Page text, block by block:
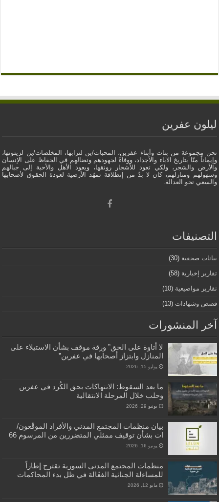
ليلون عفرين
نحن مجموعة من بنات وأبناء عفرين، المحبات/ين لترابها، المخلصات/ين لزيتونها،
وإيماناً منّا بتاريخ الآباء والأجداد، ووفاءً لجهودهم ونضالهم في الحفاظ على الإنسان
والأرض والشجر، ولكي تعود للأشجار رونقها، ويعود الأهل والأحبة إلى جبالهم
وسهولهم ومنازلهم، كان لا بدّ من إنطلاقة تمهّد الأرضية لعودة الحقوق لأصحابها
والسعي نحو العدالة.
التصنيفات
بيانات صحفية (30)
تقارير إخبارية (58)
تقارير مواضيعية (10)
قصص وشهادات (13)
آخر المنشورات
لا أتاوة على الحق” ورقة موقف بشأن الاستيلاء على
المنازل وابتزاز أصحابها في عفرين”
يوليو 15, 2026
ما بعد السقوط: الانتهاكات بحق الكُرد في عفرين
وحلب خلال المرحلة الانتقالية
يونيو 29, 2026
بيان منظمات المجتمع المدني والأفراد الموقّعون/
ات بشأن توقيف ممثلي المتضررين من المرسوم 66
يونيو 16, 2026
منظمات المجتمع المدني السورية تقترح إطاراً
للمساءلة الجنائية الفعّالة في ظل بدء المحاكمات
مايو 12, 2026